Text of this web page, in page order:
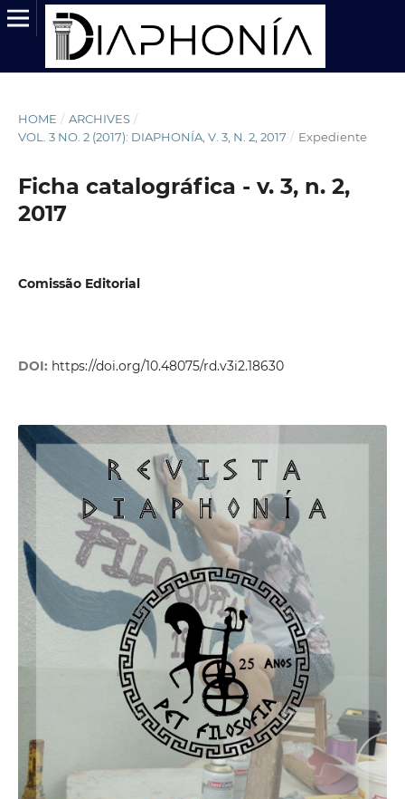
HOME / ARCHIVES /
VOL. 3 NO. 2 (2017): DIAPHONÍA, V. 3, N. 2, 2017 / Expediente
Ficha catalográfica - v. 3, n. 2,
2017
Comissão Editorial
DOI: https://doi.org/10.48075/rd.v3i2.18630